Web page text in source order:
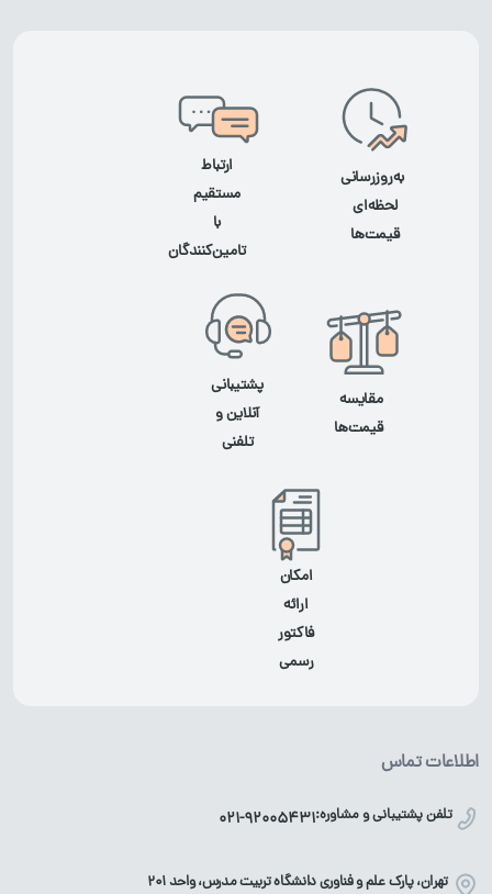
به‌روزرسانی
لحظه‌ای
قیمت‌ها
ارتباط
مستقیم
با
تامین‌کنندگان
مقایسه
قیمت‌ها
پشتیبانی
آنلاین و
تلفنی
امکان
ارائه
فاکتور
رسمی
اطلاعات تماس
تلفن پشتیبانی و مشاوره:021-92005431
تهران، پارک علم و فناوری دانشگاه تربیت مدرس، واحد ۲۰۱